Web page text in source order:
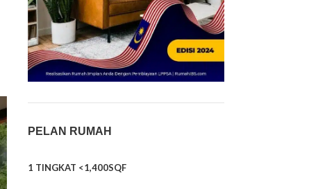
PELAN RUMAH
1 TINGKAT <1,400SQF